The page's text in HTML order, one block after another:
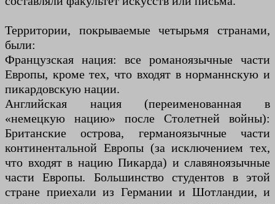
Территории, покрываемые четырьмя странами,
были:
Французская нация: все романоязычные части
Европы, кроме тех, что входят в норманнскую и
пикардовскую нации.
Английская нация (переименованная в
«немецкую нацию» после Столетней войны):
Британские острова, германоязычные части
континентальной Европы (за исключением тех,
что входят в нацию Пикарда) и славяноязычные
части Европы. Большинство студентов в этой
стране приехали из Германии и Шотландии, и